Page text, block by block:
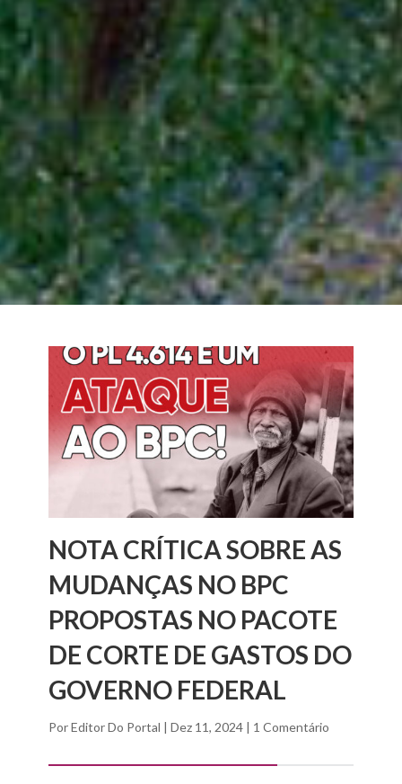
NOTA CRÍTICA SOBRE AS
MUDANÇAS NO BPC
PROPOSTAS NO PACOTE
DE CORTE DE GASTOS DO
GOVERNO FEDERAL
PorEditor Do Portal |Dez 11, 2024 | 1 Comentário